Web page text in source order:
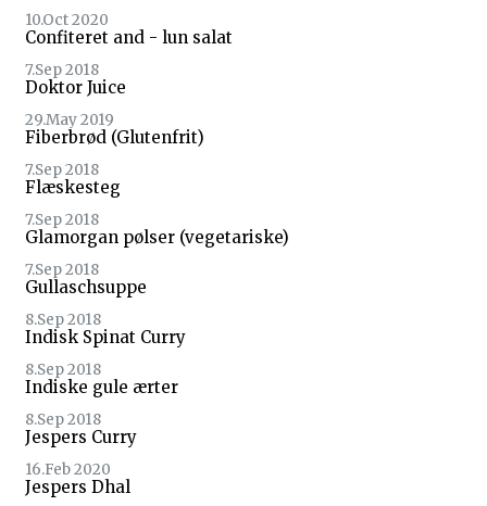
10.Oct 2020
Confiteret and - lun salat
7.Sep 2018
Doktor Juice
29.May 2019
Fiberbrød (Glutenfrit)
7.Sep 2018
Flæskesteg
7.Sep 2018
Glamorgan pølser (vegetariske)
7.Sep 2018
Gullaschsuppe
8.Sep 2018
Indisk Spinat Curry
8.Sep 2018
Indiske gule ærter
8.Sep 2018
Jespers Curry
16.Feb 2020
Jespers Dhal